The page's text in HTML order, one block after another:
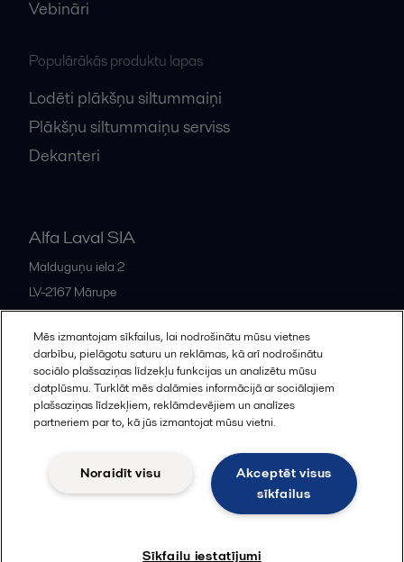
Vebināri
Populārākās produktu lapas
Lodēti plākšņu siltummaiņi
Plākšņu siltummaiņu serviss
Dekanteri
Alfa Laval SIA
Malduguņu iela 2
LV-2167 Mārupe
Latvia
+371 678 285 08
All offices and partners
© 2015-2026, ALFA LAVAL
Cookies policy Legal terms and conditions
Mēs izmantojam sīkfailus, lai nodrošinātu mūsu vietnes
darbību, pielāgotu saturu un reklāmas, kā arī nodrošinātu
sociālo plašsaziņas līdzekļu funkcijas un analizētu mūsu
datplūsmu. Turklāt mēs dalāmies informācijā ar sociālajiem
plašsaziņas līdzekļiem, reklāmdevējiem un analīzes
partneriem par to, kā jūs izmantojat mūsu vietni.
Akceptēt visus
sīkfailus
Noraidīt visu
Sīkfailu iestatījumi